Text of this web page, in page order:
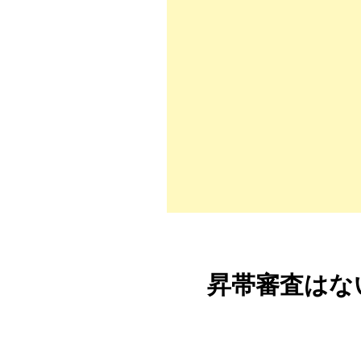
昇帯審査はな